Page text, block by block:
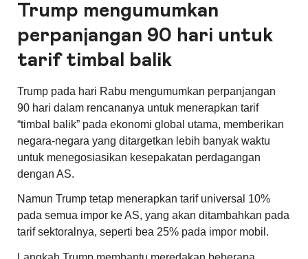
Trump mengumumkan
perpanjangan 90 hari untuk
tarif timbal balik
Trump pada hari Rabu mengumumkan perpanjangan
90 hari dalam rencananya untuk menerapkan tarif
“timbal balik” pada ekonomi global utama, memberikan
negara-negara yang ditargetkan lebih banyak waktu
untuk menegosiasikan kesepakatan perdagangan
dengan AS.
Namun Trump tetap menerapkan tarif universal 10%
pada semua impor ke AS, yang akan ditambahkan pada
tarif sektoralnya, seperti bea 25% pada impor mobil.